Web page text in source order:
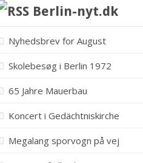
Berlin-nyt.dk
Nyhedsbrev for August
Skolebesøg i Berlin 1972
65 Jahre Mauerbau
Koncert i Gedächtniskirche
Megalang sporvogn på vej